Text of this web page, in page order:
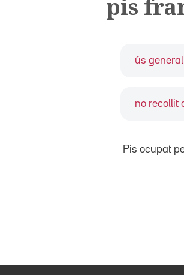
pis
ús general
no recollit
Pis ocupat